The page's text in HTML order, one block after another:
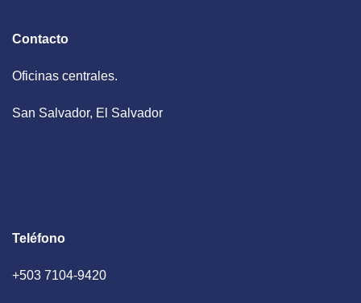
Contacto
Oficinas centrales.
San Salvador, El Salvador
Teléfono
+503 7104-9420